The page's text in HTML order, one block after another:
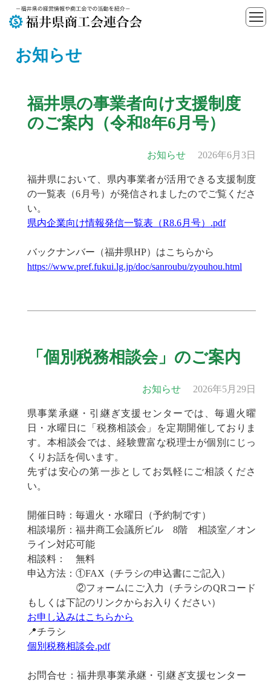
お知らせ
福井県の事業者向け支援制度
のご案内（令和8年6月号）
お知らせ 2026年6月3日
福井県において、県内事業者が活用できる支援制度
の一覧表（6月号）が発信されましたのでご覧くださ
い。
県内企業向け情報発信一覧表（R8.6月号）.pdf
バックナンバー（福井県HP）はこちらから
https://www.pref.fukui.lg.jp/doc/sanroubu/zyouhou.html
「個別税務相談会」のご案内
お知らせ 2026年5月29日
県事業承継・引継ぎ支援センターでは、毎週火曜
日・水曜日に「税務相談会」を定期開催しておりま
す。本相談会では、経験豊富な税理士が個別にじっ
くりお話を伺います。
先ずは安心の第一歩としてお気軽にご相談くださ
い。
開催日時：毎週火・水曜日（予約制です）
相談場所：福井商工会議所ビル 8階 相談室／オン
ライン対応可能
相談料： 無料
申込方法：①FAX（チラシの申込書にご記入）
②フォームにご入力（チラシのQRコード
もしくは下記のリンクからお入りください）
お申し込みはこちらから
📍チラシ
個別税務相談会.pdf
お問合せ：福井県事業承継・引継ぎ支援センター